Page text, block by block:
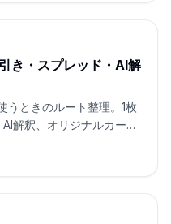
き・スプレッド・AI解
うときのルート整理。1枚
解釈、オリジナルカード